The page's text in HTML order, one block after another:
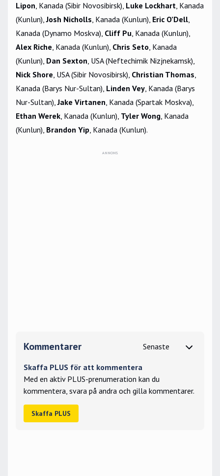
Lipon, Kanada (Sibir Novosibirsk), Luke Lockhart, Kanada
(Kunlun),Josh Nicholls, Kanada (Kunlun), Eric O’Dell,
Kanada (Dynamo Moskva), Cliff Pu, Kanada (Kunlun),
Alex Riche, Kanada (Kunlun), Chris Seto, Kanada
(Kunlun), Dan Sexton, USA (Neftechimik Nizjnekamsk),
Nick Shore, USA (Sibir Novosibirsk), Christian Thomas,
Kanada (Barys Nur-Sultan), Linden Vey, Kanada (Barys
Nur-Sultan),Jake Virtanen, Kanada (Spartak Moskva),
Ethan Werek, Kanada (Kunlun), Tyler Wong, Kanada
(Kunlun), Brandon Yip, Kanada (Kunlun).
Kommentarer
Skaffa PLUS för att kommentera
Med en aktiv PLUS-prenumeration kan du
kommentera, svara på andra och gilla kommentarer.
Skaffa PLUS